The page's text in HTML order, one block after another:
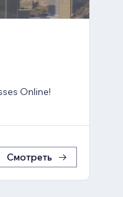
Online!
Смотреть